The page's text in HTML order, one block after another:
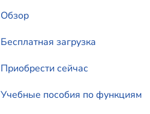
Обзор
Бесплатная загрузка
Приобрести сейчас
Учебные пособия по функциям